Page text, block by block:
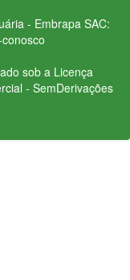
- Embrapa SAC:
sob a Licença
- SemDerivações